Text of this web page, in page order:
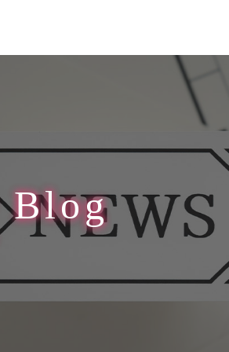
Blog